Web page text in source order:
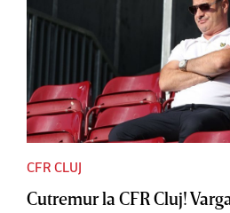
CFR CLUJ
Cutremur la CFR Cluj!